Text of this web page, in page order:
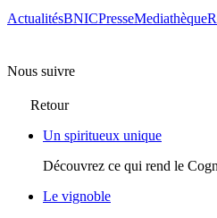
ActualitésBNICPresseMediathèque
Nous suivre
Retour
Un spiritueux unique
Découvrez ce qui rend le
Le vignoble